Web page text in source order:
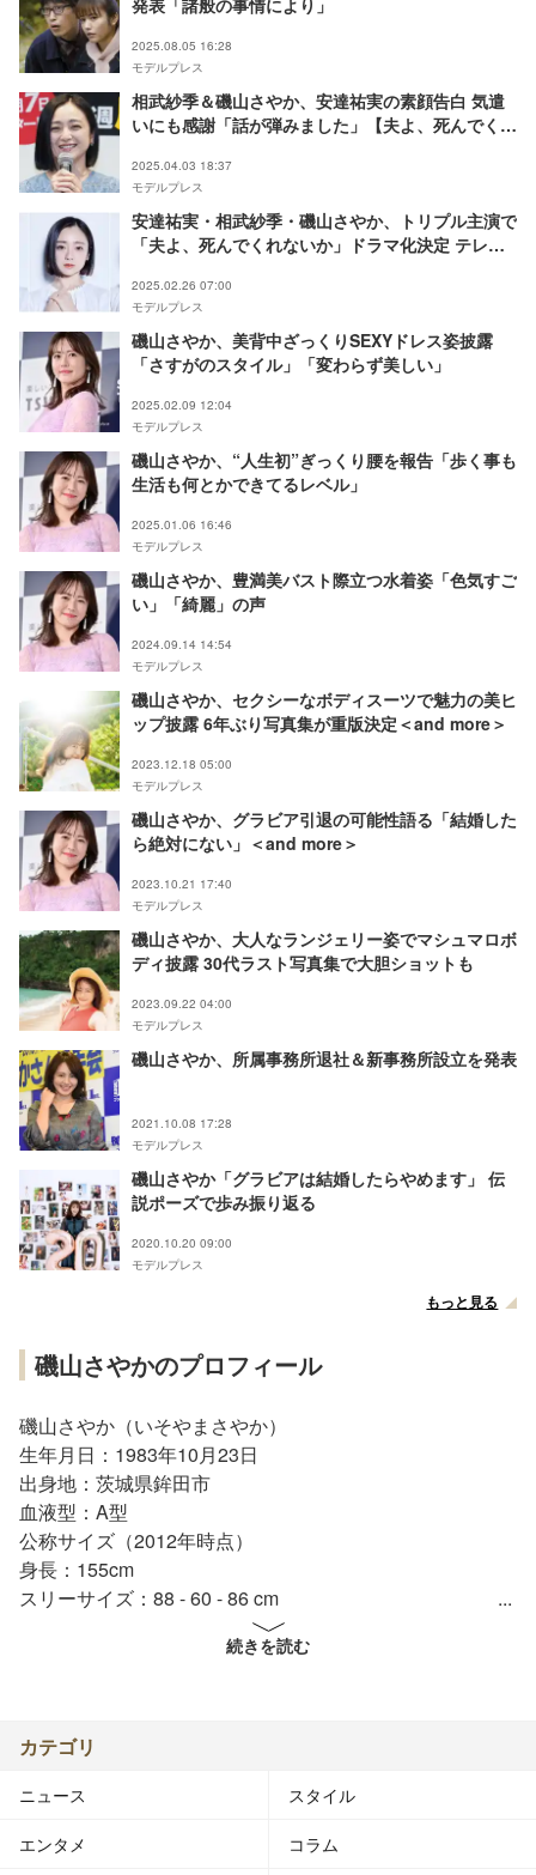
2025.08.05 16:28
モデルプレス
相武紗季＆磯山さやか、安達祐実の素顔告白 気遣
いにも感謝「話が弾みました」【夫よ、死んでくれ
2025.04.03 18:37
モデルプレス
安達祐実・相武紗季・磯山さやか、トリプル主演で
「夫よ、死んでくれないか」ドラマ化決定 テレ
2025.02.26 07:00
モデルプレス
磯山さやか、美背中ざっくりSEXYドレス姿披露
「さすがのスタイル」「変わらず美しい」
2025.02.09 12:04
モデルプレス
磯山さやか、“人生初”ぎっくり腰を報告「歩く事も
生活も何とかできてるレベル」
2025.01.06 16:46
モデルプレス
磯山さやか、豊満美バスト際立つ水着姿「色気すご
い」「綺麗」の声
2024.09.14 14:54
モデルプレス
磯山さやか、セクシーなボディスーツで魅力の美ヒ
ップ披露 6年ぶり写真集が重版決定＜and more＞
2023.12.18 05:00
モデルプレス
磯山さやか、グラビア引退の可能性語る「結婚した
ら絶対にない」＜and more＞
2023.10.21 17:40
モデルプレス
磯山さやか、大人なランジェリー姿でマシュマロボ
ディ披露 30代ラスト写真集で大胆ショットも
2023.09.22 04:00
モデルプレス
磯山さやか、所属事務所退社＆新事務所設立を発表
2021.10.08 17:28
モデルプレス
磯山さやか「グラビアは結婚したらやめます」 伝
説ポーズで歩み振り返る
2020.10.20 09:00
モデルプレス
もっと見る
磯山さやかのプロフィール
磯山さやか（いそやまさやか）
生年月日：1983年10月23日
出身地：茨城県鉾田市
血液型：A型
公称サイズ（2012年時点）
身長：155cm
スリーサイズ：88 - 60 - 86 cm
茨城県立鉾田第二高等学校卒業。ホリエージェンシー所
続きを読む
カテゴリ
ニュース スタイル
エンタメ コラム